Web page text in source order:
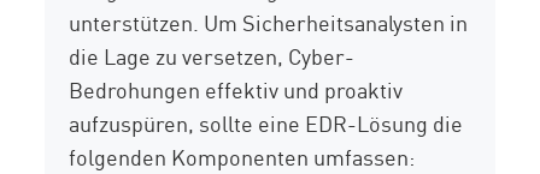
unterstützen. Um Sicherheitsanalysten in
die Lage zu versetzen, Cyber-
Bedrohungen effektiv und proaktiv
aufzuspüren, sollte eine EDR-Lösung die
folgenden Komponenten umfassen: